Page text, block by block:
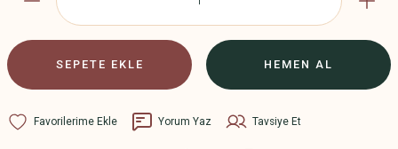
SEPETE EKLE HEMEN AL
Yorum Yaz Tavsiye Et